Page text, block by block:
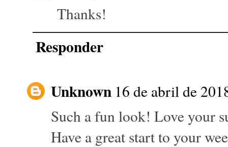
Thanks!
Responder
Unknown 16 de abril de
Such a fun look! Love your
Have a great start to your